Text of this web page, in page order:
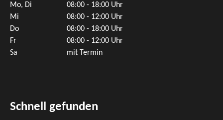
Mo, Di
08:00 - 18:00 Uhr
Mi
08:00 - 12:00 Uhr
Do
08:00 - 18:00 Uhr
Fr
08:00 - 12:00 Uhr
Sa
mit Termin
Schnell gefunden